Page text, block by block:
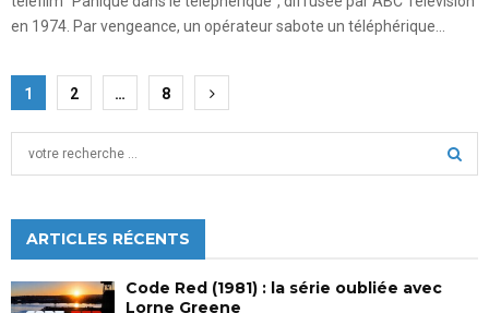
en 1974. Par vengeance, un opérateur sabote un téléphérique...
Pagination
des
publications
1 2 … 8
h
f
o
ARTICLES RÉCENTS
Code Red (1981) : la série oubliée avec
Lorne Greene